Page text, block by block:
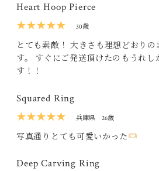
Heart Hoop Pierce
★★★★★
30歳
とても素敵！ 大きさも理想どおり
す。 すぐにご発送頂けたのもうれし
す！！
Squared Ring
★★★★★
兵庫県 26歳
写真通りとても可愛いかった
Deep Carving Ring